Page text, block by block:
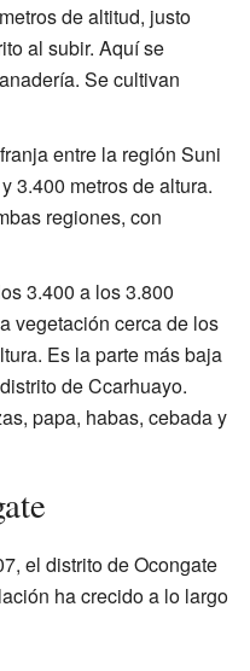
de altitud, justo
al subir. Aquí se
Se cultivan
entre la región Suni
3.400 metros de altura.
regiones, con
3.400 a los 3.800
vegetación cerca de los
Es la parte más baja
de Ccarhuayo.
papa, habas, cebada y
el distrito de Ocongate
ha crecido a lo largo